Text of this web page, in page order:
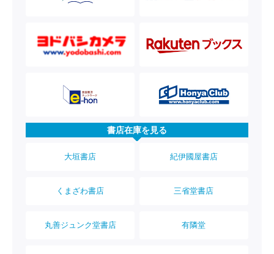
書店在庫を見る
大垣書店 紀伊國屋書店
くまざわ書店 三省堂書店
丸善ジュンク堂書店 有隣堂